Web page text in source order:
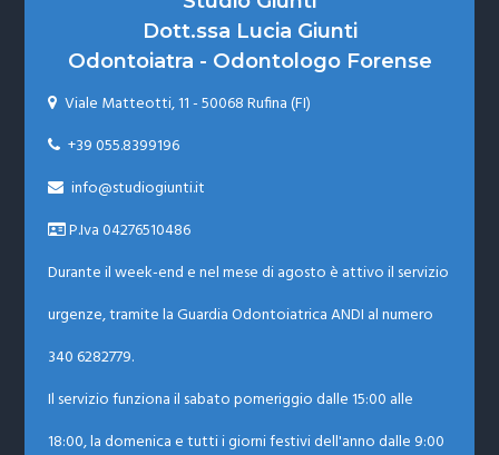
Dott.ssa Lucia Giunti
Odontoiatra - Odontologo Forense
Viale Matteotti, 11 - 50068 Rufina (FI)
+39 055.8399196
info@studiogiunti.it
P.Iva 04276510486
Durante il week-end e nel mese di agosto è attivo il servizio
urgenze, tramite la Guardia Odontoiatrica ANDI al numero
340 6282779.
Il servizio funziona il sabato pomeriggio dalle 15:00 alle
18:00, la domenica e tutti i giorni festivi dell'anno dalle 9:00